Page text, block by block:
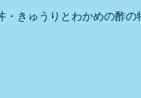
・きゅうりとわかめの酢